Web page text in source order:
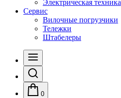
Электрическая техника
Сервис
Вилочные погрузчики
Тележки
Штабелеры
0